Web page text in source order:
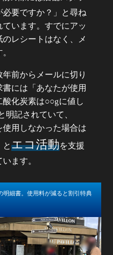
要ですか？」と尋ね
います。すでにアッ
レシートはなく、メ
前からメールに切り
には「あなたが使用
化炭素は○○gに値し
明記されていて、
使用しなかった場合は
とエコ活動を支援
ます。
明細書。​使用料が減ると割引特典​